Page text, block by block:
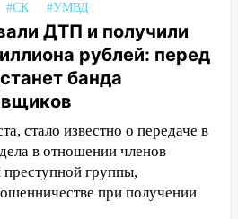
#СК #УМВД
ДТП и получили
рублей: перед
банда
стало известно о передаче в
в отношении членов
преступной группы,
при получении